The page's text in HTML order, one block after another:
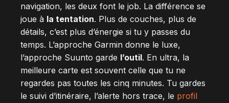
navigation, les deux font le job. La différence se
joue à la tentation. Plus de couches, plus de
détails, c’est plus d’énergie si tu y passes du
temps. L’approche Garmin donne le luxe,
l’approche Suunto garde l’outil. En ultra, la
meilleure carte est souvent celle que tu ne
regardes pas toutes les cinq minutes. Tu gardes
le suivi d’itinéraire, l’alerte hors trace, le profil